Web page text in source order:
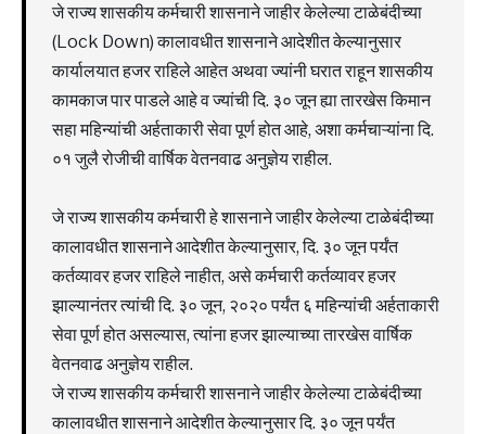
जे राज्य शासकीय कर्मचारी शासनाने जाहीर केलेल्या टाळेबंदीच्या
(Lock Down) कालावधीत शासनाने आदेशीत केल्यानुसार
कार्यालयात हजर राहिले आहेत अथवा ज्यांनी घरात राहून शासकीय
कामकाज पार पाडले आहे व ज्यांची दि. ३० जून ह्या तारखेस किमान
सहा महिन्यांची अर्हताकारी सेवा पूर्ण होत आहे, अशा कर्मचाऱ्यांना दि.
०१ जुलै रोजीची वार्षिक वेतनवाढ अनुज्ञेय राहील.
जे राज्य शासकीय कर्मचारी हे शासनाने जाहीर केलेल्या टाळेबंदीच्या
कालावधीत शासनाने आदेशीत केल्यानुसार, दि. ३० जून पर्यंत
कर्तव्यावर हजर राहिले नाहीत, असे कर्मचारी कर्तव्यावर हजर
झाल्यानंतर त्यांची दि. ३० जून, २०२० पर्यंत ६ महिन्यांची अर्हताकारी
सेवा पूर्ण होत असल्यास, त्यांना हजर झाल्याच्या तारखेस वार्षिक
वेतनवाढ अनुज्ञेय राहील.
जे राज्य शासकीय कर्मचारी शासनाने जाहीर केलेल्या टाळेबंदीच्या
कालावधीत शासनाने आदेशीत केल्यानुसार दि. ३० जून पर्यंत